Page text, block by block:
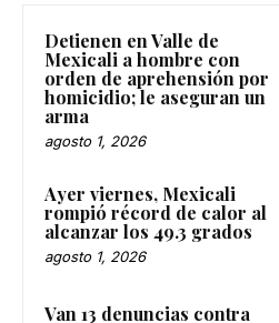
Detienen en Valle de
Mexicali a hombre con
orden de aprehensión por
homicidio; le aseguran un
arma
agosto 1, 2026
Ayer viernes, Mexicali
rompió récord de calor al
alcanzar los 49.3 grados
agosto 1, 2026
Van 13 denuncias contra